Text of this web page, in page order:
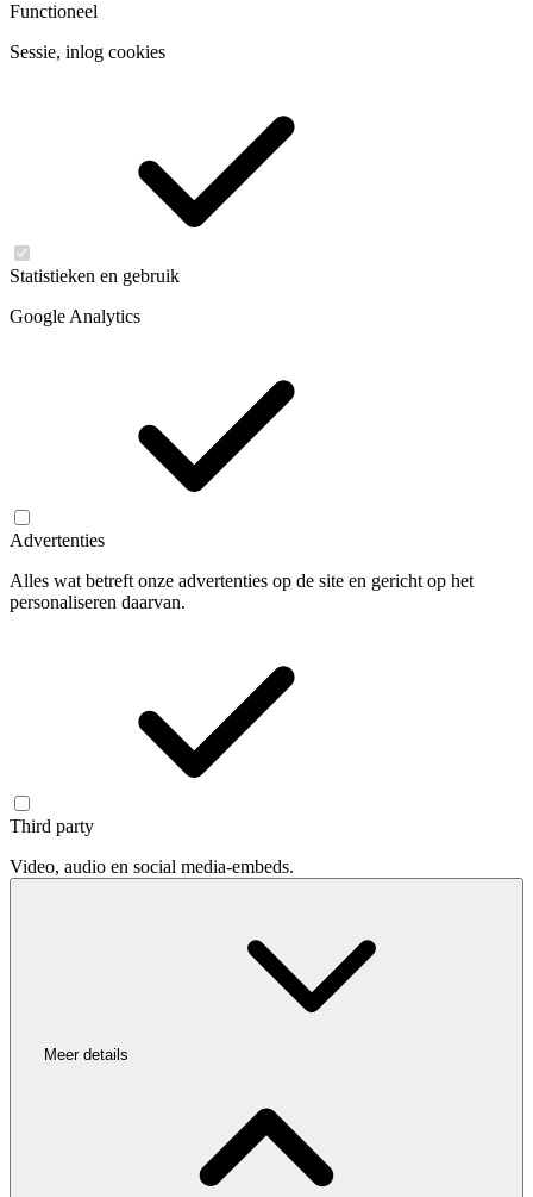
Functioneel
Sessie, inlog cookies
Statistieken en gebruik
Google Analytics
Advertenties
Alles wat betreft onze advertenties op de site en gericht op het
personaliseren daarvan.
Third party
Video, audio en social media-embeds.
Meer details